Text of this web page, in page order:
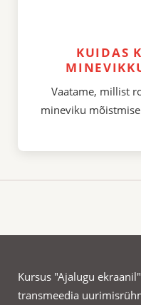
KUIDAS
Vaatame, millist
mineviku
Kursus "Ajalugu
transmeedia